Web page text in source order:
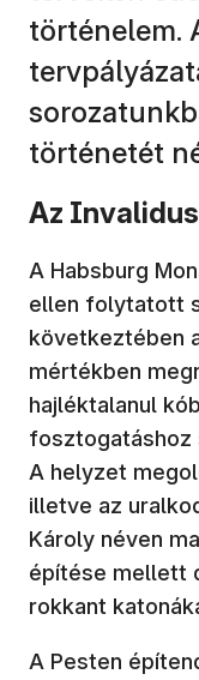
történelem.
történetét
Az
A Habsburg
ellen folytatott
következtében
mértékben
hajléktalanul
fosztogatáshoz
A helyzet
illetve az
Károly néven
építése mellett
rokkant
A Pesten